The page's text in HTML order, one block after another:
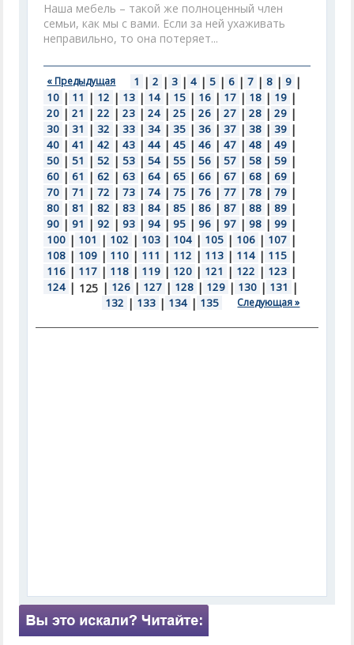
Наша мебель – такой же полноценный член
семьи, как мы с вами. Если за ней ухаживать
неправильно, то она потеряет...
« Предыдущая 1 | 2 | 3 | 4 | 5 | 6 | 7 | 8 | 9 |
10 | 11 | 12 | 13 | 14 | 15 | 16 | 17 | 18 | 19 |
20 | 21 | 22 | 23 | 24 | 25 | 26 | 27 | 28 | 29 |
30 | 31 | 32 | 33 | 34 | 35 | 36 | 37 | 38 | 39 |
40 | 41 | 42 | 43 | 44 | 45 | 46 | 47 | 48 | 49 |
50 | 51 | 52 | 53 | 54 | 55 | 56 | 57 | 58 | 59 |
60 | 61 | 62 | 63 | 64 | 65 | 66 | 67 | 68 | 69 |
70 | 71 | 72 | 73 | 74 | 75 | 76 | 77 | 78 | 79 |
80 | 81 | 82 | 83 | 84 | 85 | 86 | 87 | 88 | 89 |
90 | 91 | 92 | 93 | 94 | 95 | 96 | 97 | 98 | 99 |
100 | 101 | 102 | 103 | 104 | 105 | 106 | 107 |
108 | 109 | 110 | 111 | 112 | 113 | 114 | 115 |
116 | 117 | 118 | 119 | 120 | 121 | 122 | 123 |
124 | 125 | 126 | 127 | 128 | 129 | 130 | 131 |
132 | 133 | 134 | 135 Следующая »